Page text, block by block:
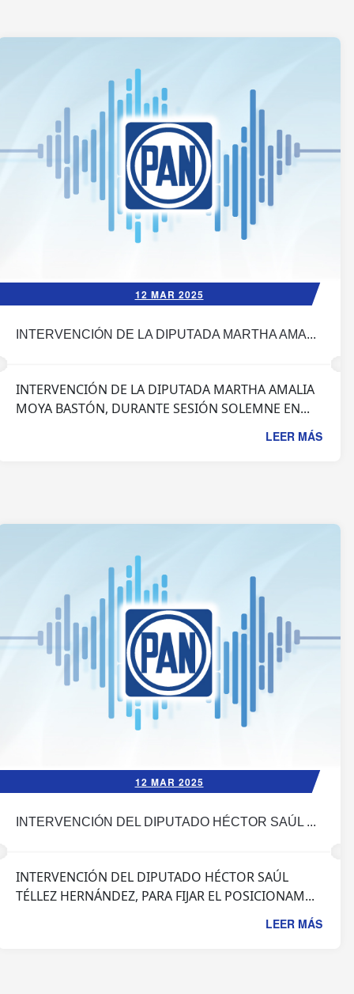
12 MAR 2025
INTERVENCIÓN DE LA DIPUTADA MARTHA AMA...
INTERVENCIÓN DE LA DIPUTADA MARTHA AMALIA
MOYA BASTÓN, DURANTE SESIÓN SOLEMNE EN...
LEER MÁS
12 MAR 2025
INTERVENCIÓN DEL DIPUTADO HÉCTOR SAÚL ...
INTERVENCIÓN DEL DIPUTADO HÉCTOR SAÚL
TÉLLEZ HERNÁNDEZ, PARA FIJAR EL POSICIONAM...
LEER MÁS